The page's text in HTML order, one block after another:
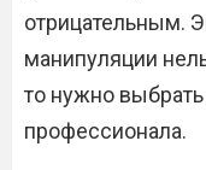
отрицательным.
манипуляции
то нужно
профессионала.